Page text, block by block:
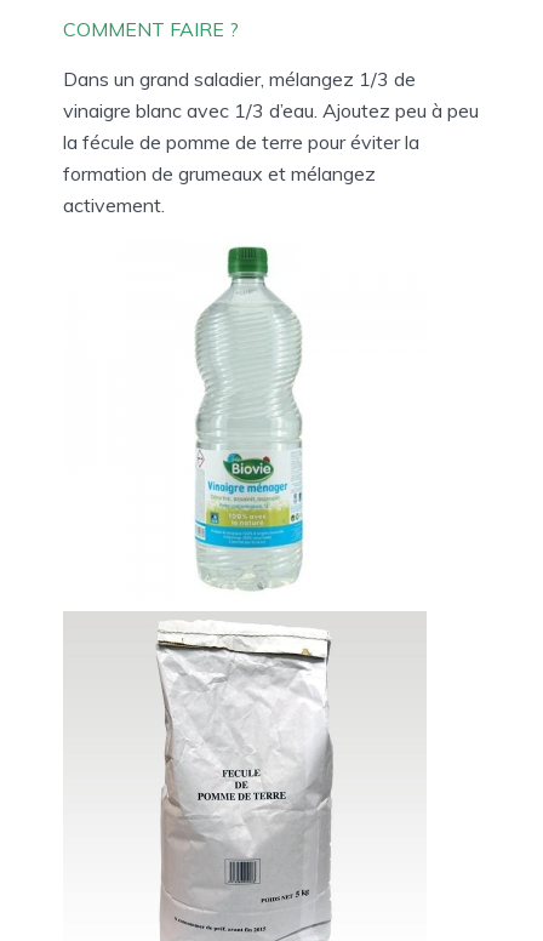
COMMENT FAIRE ?
Dans un grand saladier, mélangez 1/3 de
vinaigre blanc avec 1/3 d’eau. Ajoutez peu à peu
la fécule de pomme de terre pour éviter la
formation de grumeaux et mélangez
activement.